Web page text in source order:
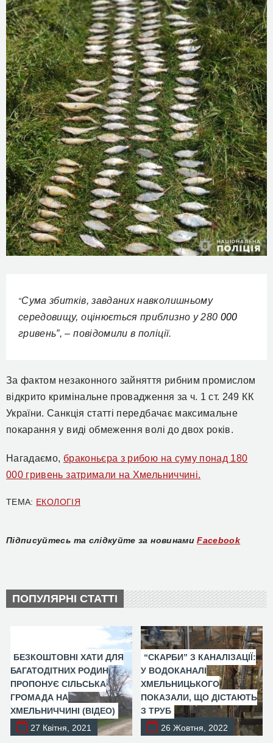
“Сума збитків, завданих навколишньому
середовищу, оцінюється приблизно у 280 000
гривень”, – повідомили в поліції.
За фактом незаконного зайняття рибним промислом
відкрито кримінальне провадження за ч. 1 ст. 249 КК
України. Санкція статті передбачає максимальне
покарання у виді обмеження волі до двох років.
Нагадаємо, браконьєра з рибою на суму понад 180
000 гривень затримали на Хмельниччині.
ТЕМА: ЕКОЛОГІЯ
Підписуйтесь та слідкуйте за новинами Facebook
ПОПУЛЯРНІ СТАТТІ
БЕЗКОШТОВНІ ХАТИ ДЛЯ
БАГАТОДІТНИХ РОДИН
ПРОПОНУЄ СІЛЬСЬКА
ГРОМАДА НА
ХМЕЛЬНИЧЧИНІ (ВІДЕО)
27 Квітня, 2021
“СКАРБИ” З КАНАЛІЗАЦІЇ:
У ВОДОКАНАЛІ
ХМЕЛЬНИЦЬКОГО
ПОКАЗАЛИ, ЩО ДІСТАЮТЬ
З ТРУБ
26 Жовтня, 2022